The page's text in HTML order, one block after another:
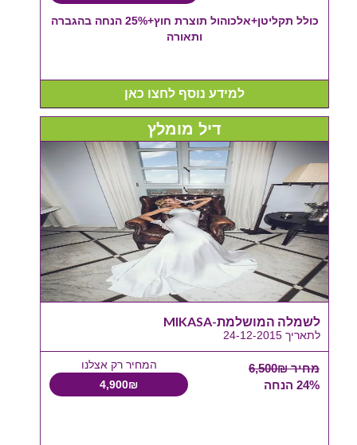
כולל תקליטן+אלכוהול תוצרת חוץ+25% הנחה בהגברה
ותאורה
למידע נוסף לחצו כאן
דיל מומלץ
לשמלה המושלמת-MIKASA
לתאריך 24-12-2015
מחיר 6,500₪
24% הנחה
המחיר רק אצלנו
4,900₪